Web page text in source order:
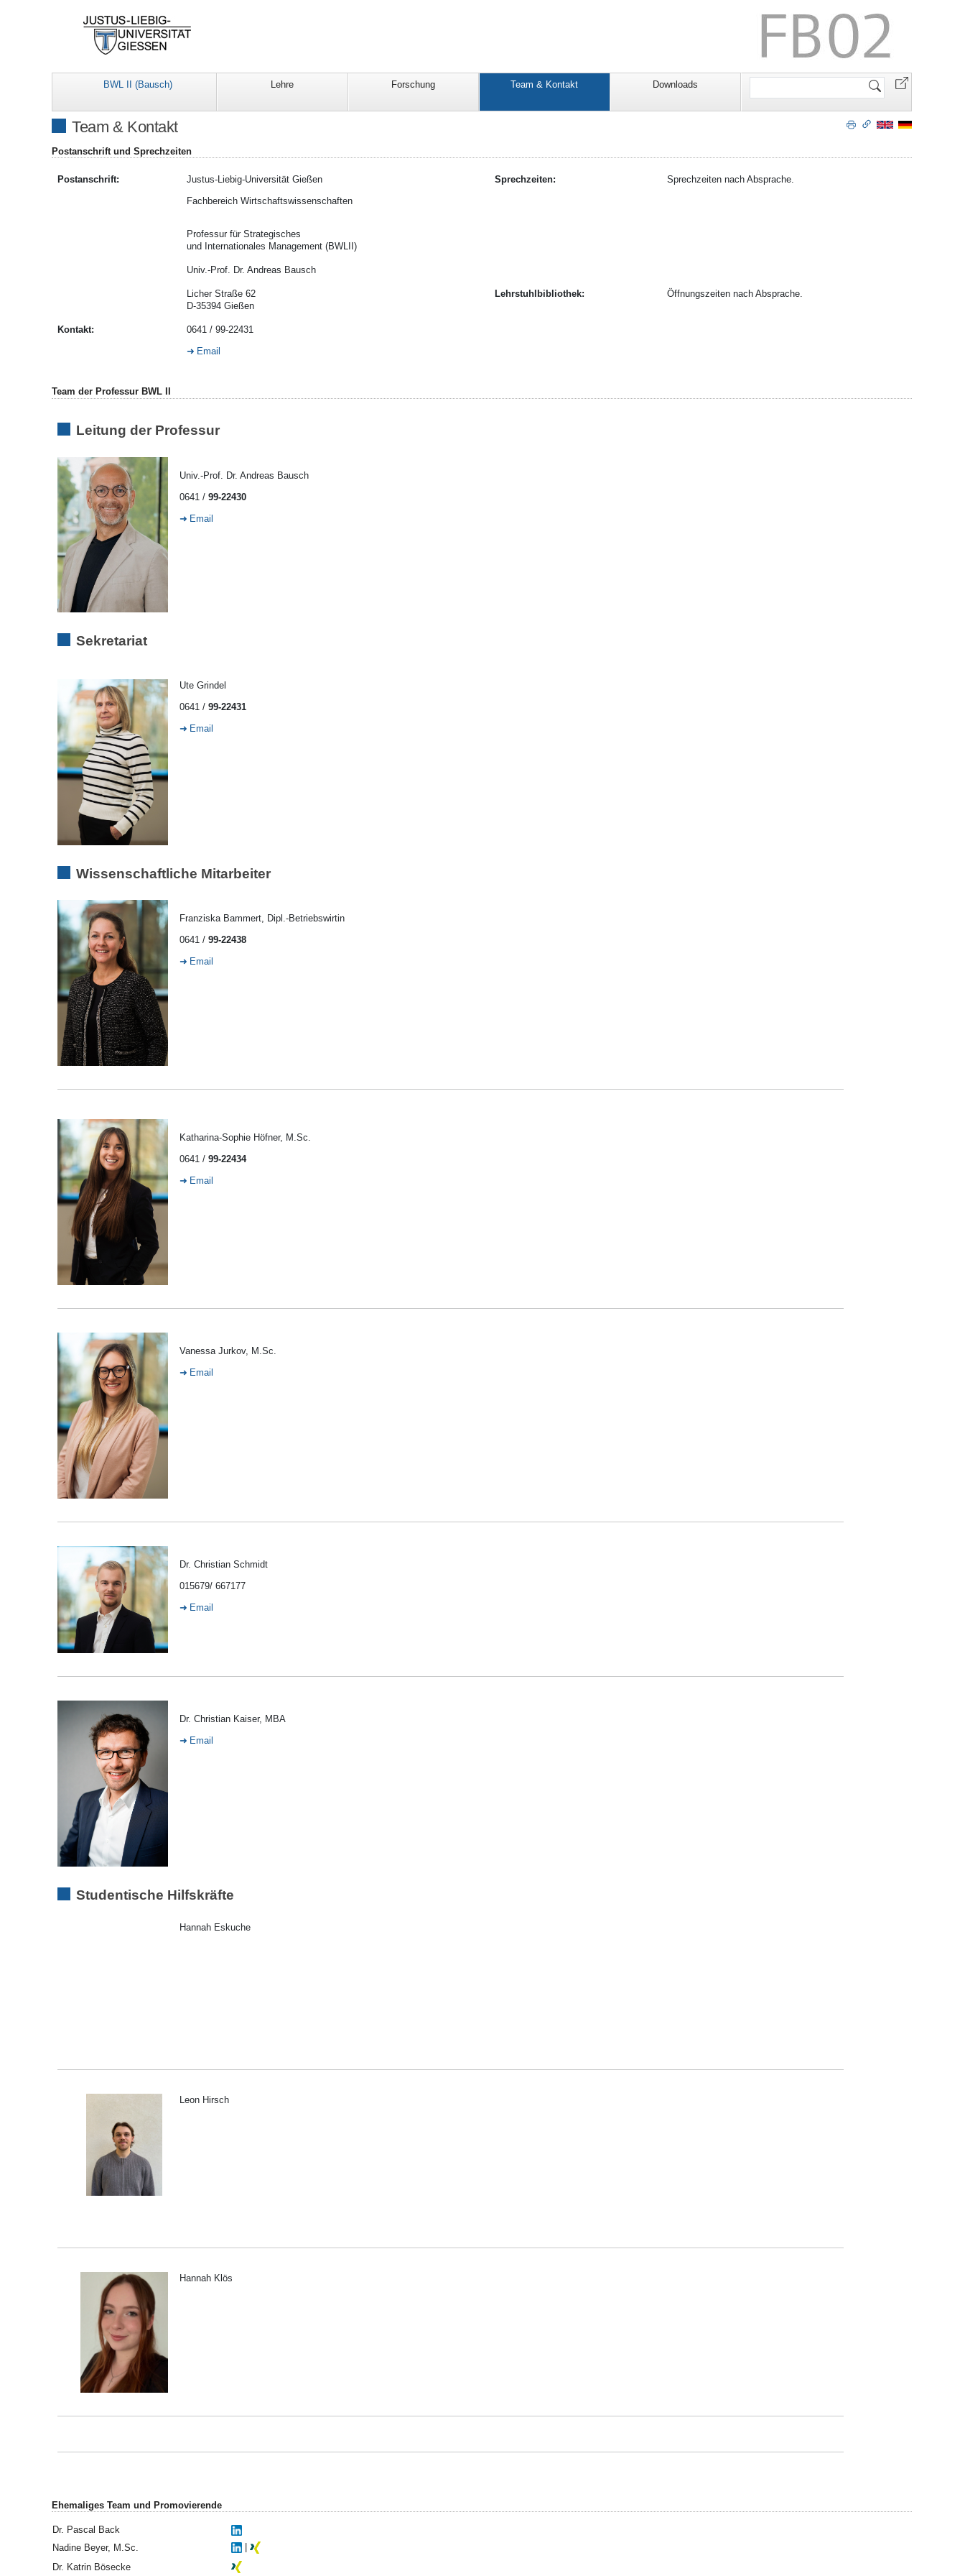
BWL II (Bausch) Lehre Forschung Team & Kontakt Downloads
Website
Team & Kontakt
Postanschrift und Sprechzeiten
Postanschrift:
Justus-Liebig-Universität Gießen
Fachbereich Wirtschaftswissenschaften
Sprechzeiten: Sprechzeiten nach Absprache.
Professur für Strategisches
und Internationales Management (BWLII)
Univ.-Prof. Dr. Andreas Bausch
Licher Straße 62
D-35394 Gießen
Lehrstuhlbibliothek: Öffnungszeiten nach Absprache.
Kontakt:
0641 / 99-22431
Email
Team der Professur BWL II
Leitung der Professur
Univ.-Prof. Dr. Andreas Bausch
0641 / 99-22430
Email
Sekretariat
Ute Grindel
0641 / 99-22431
Email
Wissenschaftliche Mitarbeiter
Franziska Bammert, Dipl.-Betriebswirtin
0641 / 99-22438
Email
Katharina-Sophie Höfner, M.Sc.
0641 / 99-22434
Email
Vanessa Jurkov, M.Sc.
Email
Dr. Christian Schmidt
015679/ 667177
Email
Dr. Christian Kaiser, MBA
Email
Studentische Hilfskräfte
Hannah Eskuche
Leon Hirsch
Hannah Klös
Ehemaliges Team und Promovierende
Dr. Pascal Back
Nadine Beyer, M.Sc.
Dr. Katrin Bösecke